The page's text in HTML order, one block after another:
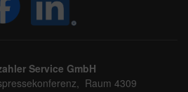
Service GmbH
Raum 4309